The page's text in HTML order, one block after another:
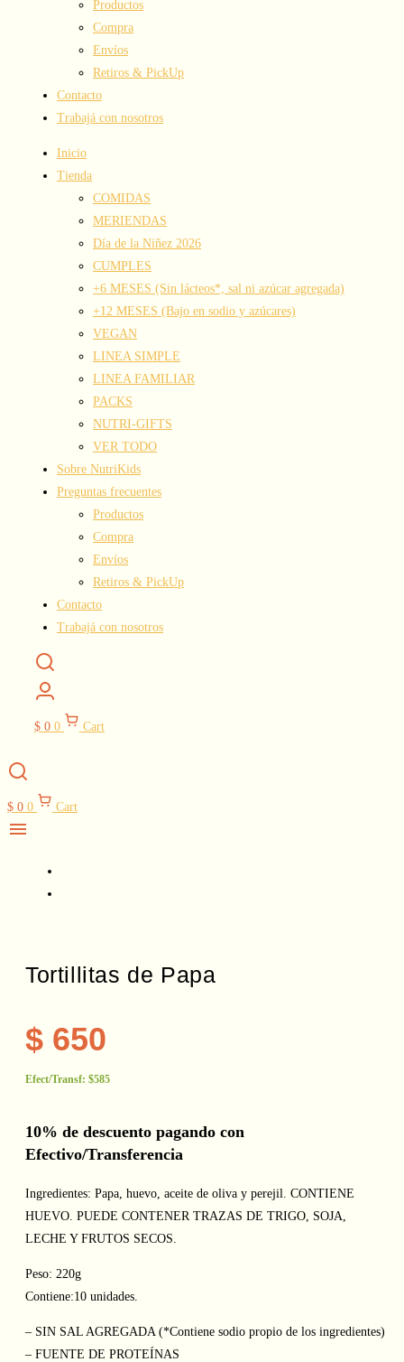
Productos
Compra
Envíos
Retiros & PickUp
Contacto
Trabajá con nosotros
Inicio
Tienda
COMIDAS
MERIENDAS
Día de la Niñez 2026
CUMPLES
+6 MESES (Sin lácteos*, sal ni azúcar agregada)
+12 MESES (Bajo en sodio y azúcares)
VEGAN
LINEA SIMPLE
LINEA FAMILIAR
PACKS
NUTRI-GIFTS
VER TODO
Sobre NutriKids
Preguntas frecuentes
Productos
Compra
Envíos
Retiros & PickUp
Contacto
Trabajá con nosotros
$ 0 0 Cart
$ 0 0 Cart
Tortillitas de Papa
$ 650
Efect/Transf: $585
10% de descuento pagando con
Efectivo/Transferencia
Ingredientes: Papa, huevo, aceite de oliva y perejil. CONTIENE
HUEVO. PUEDE CONTENER TRAZAS DE TRIGO, SOJA,
LECHE Y FRUTOS SECOS.
Peso: 220g
Contiene:10 unidades.
– SIN SAL AGREGADA (*Contiene sodio propio de los ingredientes)
– FUENTE DE PROTEÍNAS